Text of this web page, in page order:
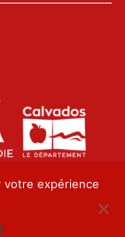
votre expérience